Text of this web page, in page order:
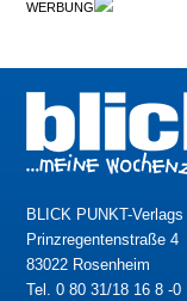
WERBUNG
BLICK PUNKT-
Prinzregentenstraße 4
83022 Rosenheim
Tel. 0 80 31/18 16 8 -0